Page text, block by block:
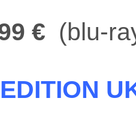
€ (blu-